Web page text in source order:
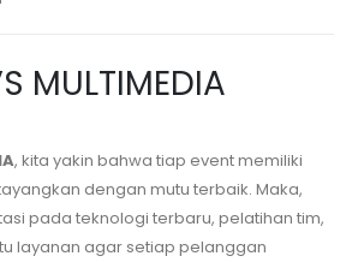
MULTIMEDIA
, kita yakin bahwa tiap event memiliki
dengan mutu terbaik. Maka,
pada teknologi terbaru, pelatihan tim,
layanan agar setiap pelanggan